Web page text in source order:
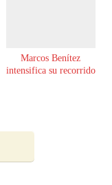
Marcos Benítez
intensifica su recorrido